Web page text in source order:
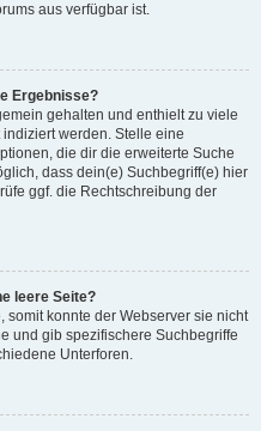
aus verfügbar ist.
Ergebnisse?
gehalten und enthielt zu viele
werden. Stelle eine
die dir die erweiterte Suche
dass dein(e) Suchbegriff(e) hier
ggf. die Rechtschreibung der
leere Seite?
somit konnte der Webserver sie nicht
und gib spezifischere Suchbegriffe
Unterforen.